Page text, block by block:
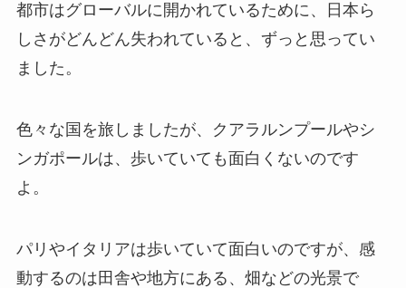
都市はグローバルに開かれているために、日本ら
しさがどんどん失われていると、ずっと思ってい
ました。
色々な国を旅しましたが、クアラルンプールやシ
ンガポールは、歩いていても面白くないのです
よ。
パリやイタリアは歩いていて面白いのですが、感
動するのは田舎や地方にある、畑などの光景で